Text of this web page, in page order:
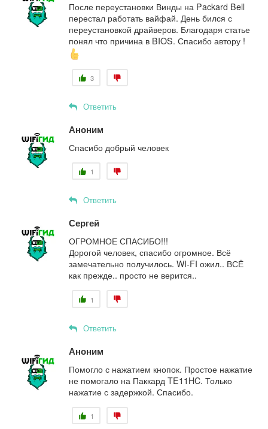
После переустановки Винды на Packard Bell
перестал работать вайфай. День бился с
переустановкой драйверов. Благодаря статье
понял что причина в BIOS. Спасибо автору !
3
Ответить
Аноним
Спасибо добрый человек
1
Ответить
Сергей
ОГРОМНОЕ СПАСИБО!!!
Дорогой человек, спасибо огромное. Всё
замечательно получилось. WI-FI ожил.. ВСЁ
как прежде.. просто не верится..
1
Ответить
Аноним
Помогло с нажатием кнопок. Простое нажатие
не помогало на Паккард TE11HC. Только
нажатие с задержкой. Спасибо.
1